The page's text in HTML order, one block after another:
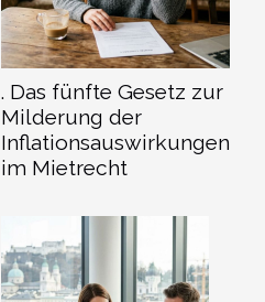
. Das fünfte Gesetz zur
Milderung der
Inflationsauswirkungen
im Mietrecht